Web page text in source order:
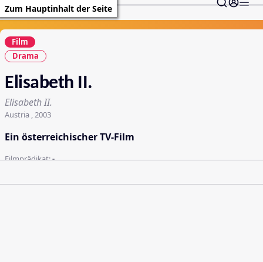
Zum Hauptinhalt der Seite
Film
Drama
Elisabeth II.
Elisabeth II.
Austria , 2003
Ein österreichischer TV-Film
Filmprädikat:-